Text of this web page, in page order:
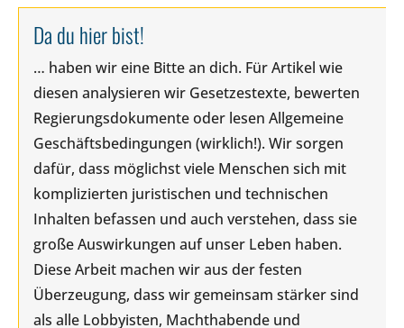
Da du hier bist!
… haben wir eine Bitte an dich. Für Artikel wie
diesen analysieren wir Gesetzestexte, bewerten
Regierungsdokumente oder lesen Allgemeine
Geschäftsbedingungen (wirklich!). Wir sorgen
dafür, dass möglichst viele Menschen sich mit
komplizierten juristischen und technischen
Inhalten befassen und auch verstehen, dass sie
große Auswirkungen auf unser Leben haben.
Diese Arbeit machen wir aus der festen
Überzeugung, dass wir gemeinsam stärker sind
als alle Lobbyisten, Machthabende und